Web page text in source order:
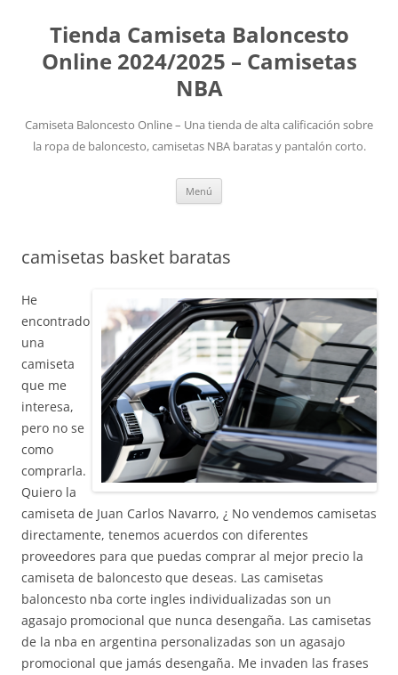
Tienda Camiseta Baloncesto
Online 2024/2025 – Camisetas
NBA
Camiseta Baloncesto Online – Una tienda de alta calificación sobre
la ropa de baloncesto, camisetas NBA baratas y pantalón corto.
Menú
camisetas basket baratas
He
encontrado
una
camiseta
que me
interesa,
pero no se
como
comprarla.
Quiero la
camiseta de Juan Carlos Navarro, ¿ No vendemos camisetas
directamente, tenemos acuerdos con diferentes
proveedores para que puedas comprar al mejor precio la
camiseta de baloncesto que deseas. Las camisetas
baloncesto nba corte ingles individualizadas son un
agasajo promocional que nunca desengaña. Las camisetas
de la nba en argentina personalizadas son un agasajo
promocional que jamás desengaña. Me invaden las frases